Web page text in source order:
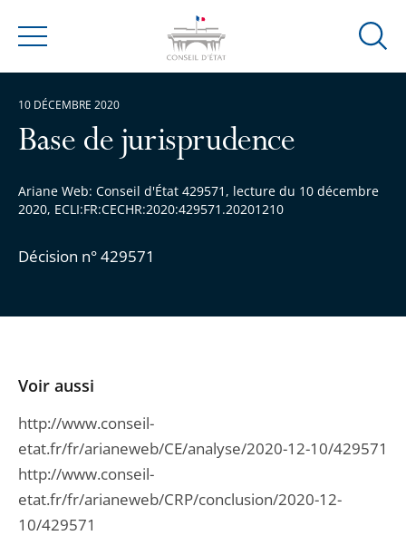
Menu
Ouvrir
Base de jurisprudence
Ariane Web: Conseil d'État 429571, lecture du 10 décembre
2020, ECLI:FR:CECHR:2020:429571.20201210
Décision n° 429571
10 DÉCEMBRE 2020
Voir aussi
http://www.conseil-
etat.fr/fr/arianeweb/CE/analyse/2020-12-10/429571
http://www.conseil-
etat.fr/fr/arianeweb/CRP/conclusion/2020-12-
10/429571